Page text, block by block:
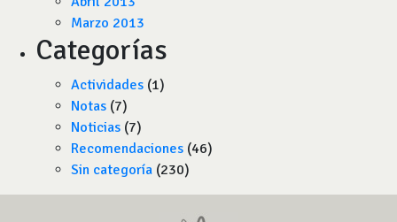
Marzo 2013
Categorías
Actividades (1)
Notas (7)
Noticias (7)
Recomendaciones (46)
Sin categoría (230)